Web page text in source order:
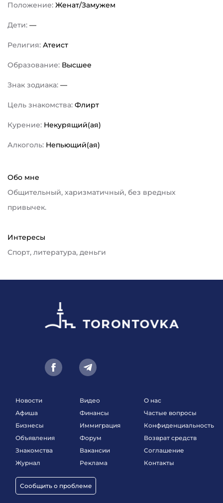
Положение: Женат/Замужем
Дети: —
Религия: Атеист
Образование: Высшее
Знак зодиака: —
Цель знакомства: Флирт
Курение: Некурящий(ая)
Алкоголь: Непьющий(ая)
Обо мне
Общительный, харизматичный, без вредных
привычек.
Интересы
Спорт, литература, деньги
Новости
Афиша
Бизнесы
Объявления
Знакомства
Журнал
Сообщить о проблеме
Видео
Финансы
Иммиграция
Форум
Вакансии
Реклама
О нас
Частые вопросы
Конфиденциальность
Возврат средств
Соглашение
Контакты